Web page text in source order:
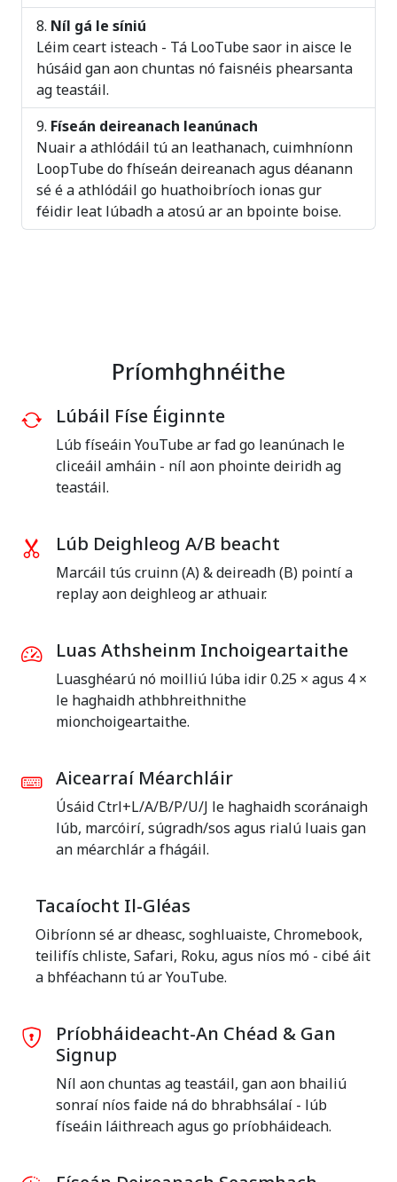
Níl gá le síniú
Léim ceart isteach - Tá LooTube saor in aisce le
húsáid gan aon chuntas nó faisnéis phearsanta
ag teastáil.
Físeán deireanach leanúnach
Nuair a athlódáil tú an leathanach, cuimhníonn
LoopTube do fhíseán deireanach agus déanann
sé é a athlódáil go huathoibríoch ionas gur
féidir leat lúbadh a atosú ar an bpointe boise.
Príomhghnéithe
Lúbáil Físe Éiginnte
Lúb físeáin YouTube ar fad go leanúnach le
cliceáil amháin - níl aon phointe deiridh ag
teastáil.
Lúb Deighleog A/B beacht
Marcáil tús cruinn (A) & deireadh (B) pointí a
replay aon deighleog ar athuair.
Luas Athsheinm Inchoigeartaithe
Luasghéarú nó moilliú lúba idir 0.25 × agus 4 ×
le haghaidh athbhreithnithe
mionchoigeartaithe.
Aicearraí Méarchláir
Úsáid Ctrl+L/A/B/P/U/J le haghaidh scoránaigh
lúb, marcóirí, súgradh/sos agus rialú luais gan
an méarchlár a fhágáil.
Tacaíocht Il-Gléas
Oibríonn sé ar dheasc, soghluaiste, Chromebook,
teilifís chliste, Safari, Roku, agus níos mó - cibé áit
a bhféachann tú ar YouTube.
Príobháideacht-An Chéad & Gan
Signup
Níl aon chuntas ag teastáil, gan aon bhailiú
sonraí níos faide ná do bhrabhsálaí - lúb
físeáin láithreach agus go príobháideach.